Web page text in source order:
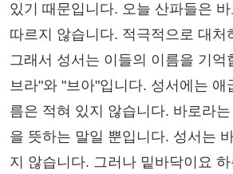
있기 때문입니다. 오늘 산파들은 바
따르지 않습니다. 적극적으로 대처
그래서 성서는 이들의 이름을 기억
브라"와 "브아"입니다. 성서에는 애
름은 적혀 있지 않습니다. 바로라
을 뜻하는 말일 뿐입니다. 성서는
지 않습니다. 그러나 밑바닥이요